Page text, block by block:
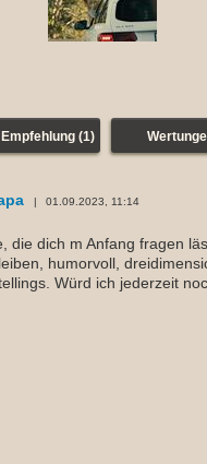
Empfehlung (1)
01.09.2023, 11:14
die dich m Anfang fragen
humorvoll,
Würd ich jederzeit